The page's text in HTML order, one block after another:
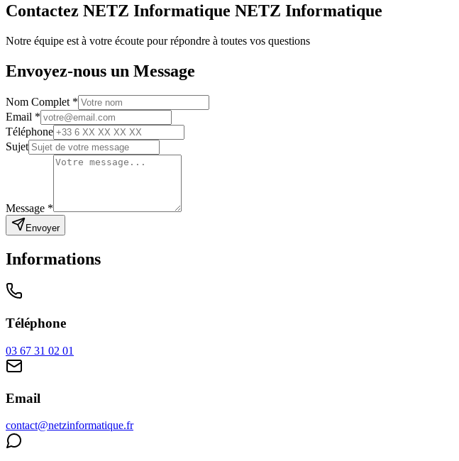
Contactez NETZ Informatique NETZ Informatique
Notre équipe est à votre écoute pour répondre à toutes vos questions
Envoyez-nous un Message
Nom Complet *
Email *
Téléphone
Sujet
Message *
Envoyer
Informations
Téléphone
03 67 31 02 01
Email
contact@netzinformatique.fr